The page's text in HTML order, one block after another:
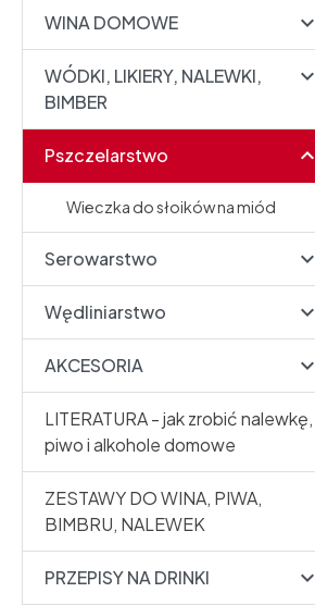
WINA DOMOWE 
WÓDKI, LIKIERY, NALEWKI,
BIMBER

Pszczelarstwo
Wieczka do słoików na miód
Serowarstwo 
Wędliniarstwo 
AKCESORIA 
LITERATURA - jak zrobić nalewkę,
piwo i alkohole domowe
ZESTAWY DO WINA, PIWA,
BIMBRU, NALEWEK
PRZEPISY NA DRINKI 